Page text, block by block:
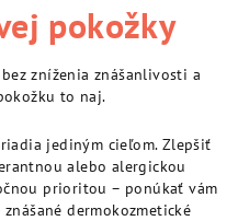
pokožky
zníženia znášanlivosti a
to naj.
jediným cieľom. Zlepšiť
alebo alergickou
prioritou – ponúkať vám
dermokozmetické